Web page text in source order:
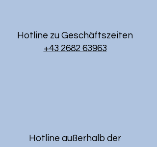
Hotline zu Geschäftszeiten
+43 2682 63963
Hotline außerhalb der